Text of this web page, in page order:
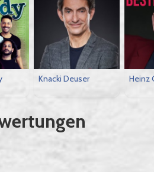
Knacki Deuser Heinz